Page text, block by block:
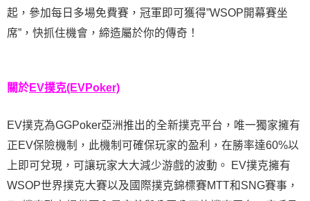
起，參加每日多場免費賽，冠軍即可獲得”WSOP開幕賽坐
席”，快抓住機會，締造屬於你的傳奇！
關於EV撲克(EVPoker)
EV撲克為GGPoker亞洲推出的全新撲克平台，唯一獨家擁有
正EV保險機制，此機制可確保玩家的盈利，在勝率達60%以
上即可兌現，可讓玩家大大減少游戲的波動。 EV撲克擁有
WSOP世界撲克大賽以及國際撲克錦標賽MTT和SNG賽事，